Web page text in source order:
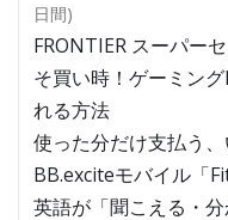
日間)
FRONTIER スーパー
そ買い時！ゲーミン
れる方法
使った分だけ支払う、
BB.exciteモバイル「
英語が「聞こえる・